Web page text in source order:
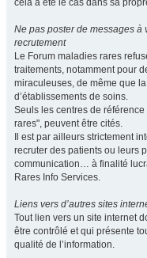
cela a été le cas dans sa
Ne pas poster de messages
recrutement
Le Forum maladies rares
traitements, notamment pour
miraculeuses, de même que
d’établissements de soins.
Seuls les centres de
rares", peuvent être cités.
Il est par ailleurs strictement
recruter des patients ou leurs
communication… à finalité
Rares Info Services.
Liens vers d’autres sites
Tout lien vers un site internet
être contrôlé et qui présente
qualité de l’information.